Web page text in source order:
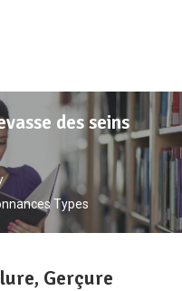
des seins
Types
Gerçure